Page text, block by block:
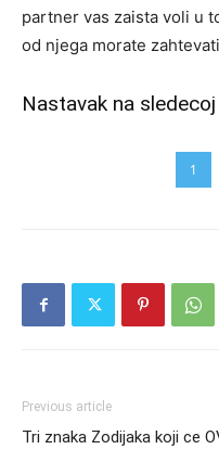
partner vas zaista voli u
od njega morate
Nastavak na
1
Previous article
Tri znaka Zodijaka koji ce